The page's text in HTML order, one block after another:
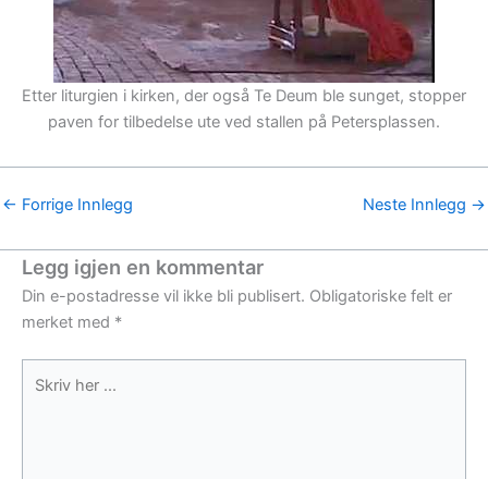
Etter liturgien i kirken, der også Te Deum ble sunget, stopper
paven for tilbedelse ute ved stallen på Petersplassen.
← Forrige Innlegg Neste Innlegg →
Legg igjen en kommentar
Din e-postadresse vil ikke bli publisert. Obligatoriske felt er
merket med *
her